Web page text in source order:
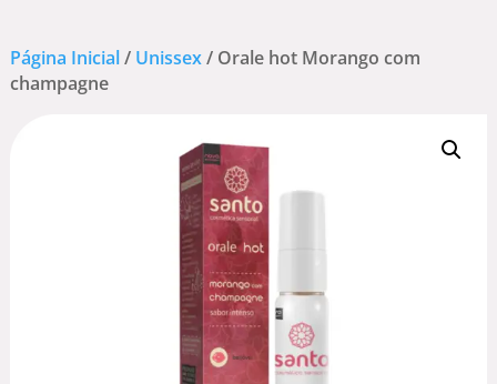
Página Inicial/ Unissex/ Orale hot Morango com
champagne